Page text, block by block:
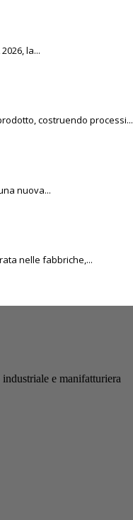
la...
costruendo processi...
nuova...
nelle fabbriche,...
e manifatturiera